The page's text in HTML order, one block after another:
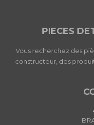
PIECES
Vous recherchez des
constructeur, des